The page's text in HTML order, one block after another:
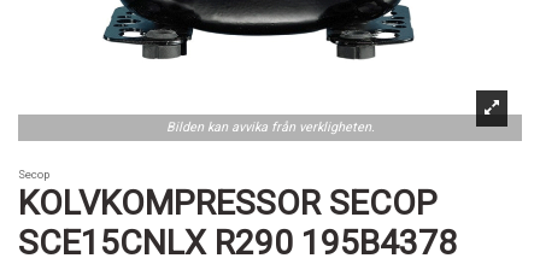
Bilden kan avvika från verkligheten.
Secop
KOLVKOMPRESSOR SECOP
SCE15CNLX R290 195B4378